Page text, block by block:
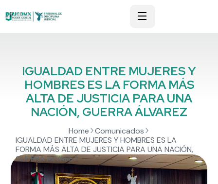
IGUALDAD ENTRE MUJERES Y
HOMBRES ES LA FORMA MÁS
ALTA DE JUSTICIA PARA UNA
NACIÓN, GUERRA ÁLVAREZ
Home
Comunicados
IGUALDAD ENTRE MUJERES Y HOMBRES ES LA
FORMA MÁS ALTA DE JUSTICIA PARA UNA NACIÓN,
GUERRA ÁLVAREZ